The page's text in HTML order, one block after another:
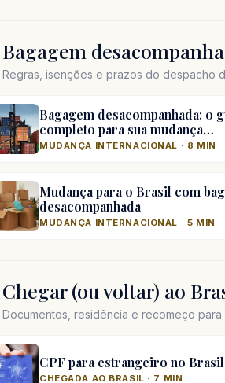
Bagagem
Regras, isenções e prazos do despacho
Bagagem desacompanhada: o
completo para sua mudança…
MUDANÇA INTERNACIONAL · 8 MIN
Mudança para o Brasil com
desacompanhada
MUDANÇA INTERNACIONAL · 5 MIN
Chegar (ou voltar) ao
Documentos, residência e recomeço para
CPF para estrangeiro no Brasil
CHEGADA AO BRASIL · 7 MIN